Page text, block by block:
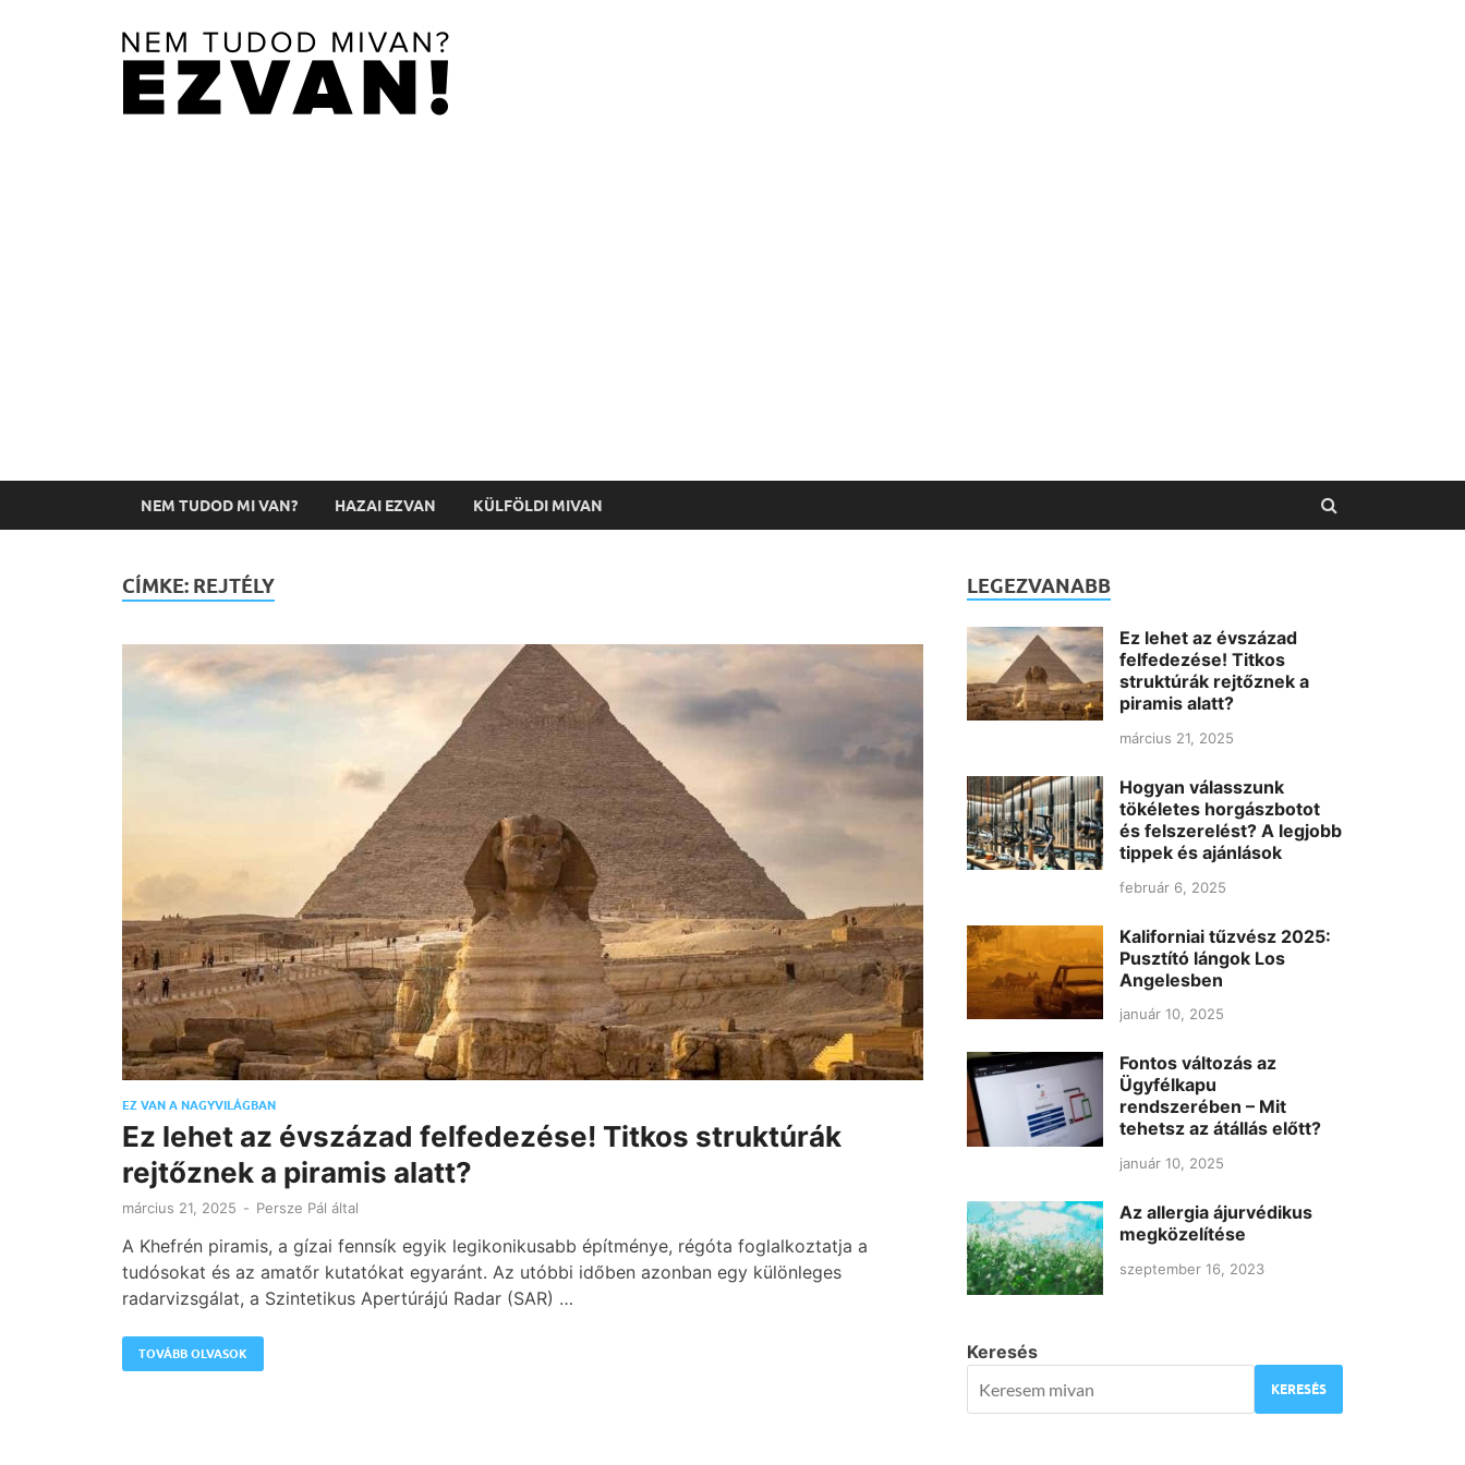
NEM TUDOD MI VAN? HAZAI EZVAN KÜLFÖLDI MIVAN
CÍMKE: REJTÉLY
EZ VAN A NAGYVILÁGBAN
Ez lehet az évszázad felfedezése! Titkos struktúrák
rejtőznek a piramis alatt?
március 21, 2025 - Persze Pál által
A Khefrén piramis, a gízai fennsík egyik legikonikusabb építménye, régóta foglalkoztatja a
tudósokat és az amatőr kutatókat egyaránt. Az utóbbi időben azonban egy különleges
radarvizsgálat, a Szintetikus Apertúrájú Radar (SAR) …
TOVÁBB OLVASOK
LEGEZVANABB
Ez lehet az évszázad
felfedezése! Titkos
struktúrák rejtőznek a
piramis alatt?
március 21, 2025
Hogyan válasszunk
tökéletes horgászbotot
és felszerelést? A legjobb
tippek és ajánlások
február 6, 2025
Kaliforniai tűzvész 2025:
Pusztító lángok Los
Angelesben
január 10, 2025
Fontos változás az
Ügyfélkapu
rendszerében – Mit
tehetsz az átállás előtt?
január 10, 2025
Az allergia ájurvédikus
megközelítése
szeptember 16, 2023
Keresés
KERESÉS